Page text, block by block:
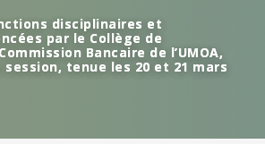
disciplinaires et
par le Collège de
Bancaire de l’UMOA,
session, tenue les 20 et 21 mars
disciplinaires et
par le Collège de
Bancaire de l’UMOA,
session, tenue les 20 et 21 mars